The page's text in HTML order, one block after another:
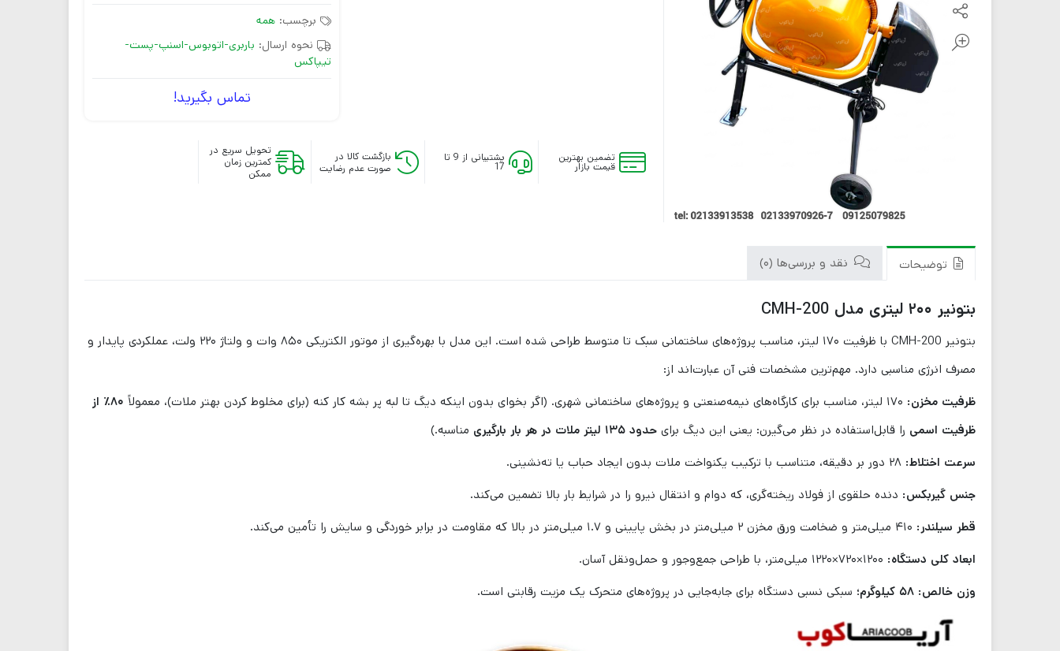
برچسب: همه
نحوه ارسال: باربری-اتوبوس-اسنپ-پست-
تیپاکس
تماس بگیرید!
تضمین بهترین
قیمت بازار
پشتیبانی از 9 تا
17
بازگشت کالا در
صورت عدم رضایت
تحویل سریع در
کمترین زمان
ممکن
توضیحات نقد و بررسی‌ها (0)
بتونیر ۲۰۰ لیتری مدل CMH-200
بتونیر CMH-200 با ظرفیت ۱۷۰ لیتر، مناسب پروژه‌های ساختمانی سبک تا متوسط طراحی شده است. این مدل با بهره‌گیری از موتور الکتریکی ۸۵۰ وات و ولتاژ ۲۲۰ ولت، عملکردی پایدار و
مصرف انرژی مناسبی دارد. مهم‌ترین مشخصات فنی آن عبارت‌اند از:
ظرفیت مخزن:
۸۰٪ از
ظرفیت اسمی را قابل‌استفاده در نظر می‌گیرن: یعنی این دیگ برای حدود ۱۳۵ لیتر ملات در هر بار بارگیری
مناسبه.)
سرعت اختلاط:
جنس گیربکس: دنده حلقوی از فولاد ریخته‌گری، که دوام و انتقال نیرو را در شرایط بار بالا تضمین می‌کند.
قطر سیلندر:
ابعاد کلی دستگاه:
وزن خالص: ۵۸ کیلوگرم؛
سبکی نسبی دستگاه برای جابه‌جایی در پروژه‌های متحرک یک مزیت رقابتی است.